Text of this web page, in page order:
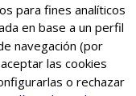
para fines analíticos
en base a un perfil
navegación (por
las cookies
o rechazar